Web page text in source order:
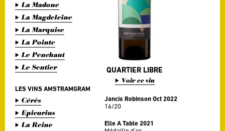
La Madone
La Magdeleine
La Marquise
La Pointe
Le Penchant
Le Sentier
LES VINS AMSTRAMGRAM
Cérès
Epicurius
La Reine
QUARTIER LIBRE
Voir ce vin
Jancis Robinson Oct 2022
16/20
Elle A Table 2021